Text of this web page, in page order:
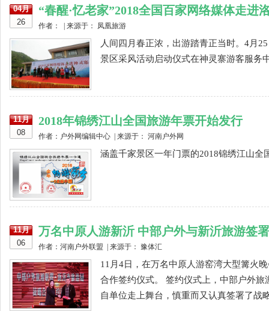
04月
26
“春醒·忆老家”2018全国百家网络媒体走进
作者： | 来源于： 凤凰旅游
人间四月春正浓，出游踏青正当时。4月
景区采风活动启动仪式在神灵寨游客服务
11月
08
2018年锦绣江山全国旅游年票开始发行
作者：户外网编辑中心 | 来源于： 河南户外网
涵盖千家景区一年门票的2018锦绣江山全
11月
06
万名中原人游新沂 中部户外与新沂旅游签
作者：河南户外联盟 | 来源于： 豫体汇
11月4日，在万名中原人游窑湾大型篝火
合作签约仪式。 签约仪式上，中部户外
自单位走上舞台，慎重而又认真签署了战